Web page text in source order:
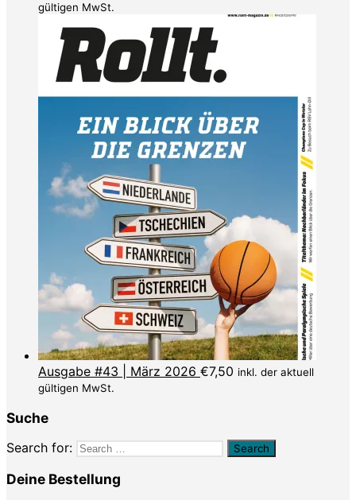
gültigen MwSt.
Ausgabe #43 | März 2026 €7,50 inkl. der aktuell
gültigen MwSt.
Suche
Search for:
Deine Bestellung